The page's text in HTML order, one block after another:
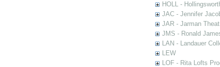
HOLL -
JAC - Jennifer
JAR - Jarman
JMS - Ronald
LAN - Landauer
LEW
LOF - Rita Lofts